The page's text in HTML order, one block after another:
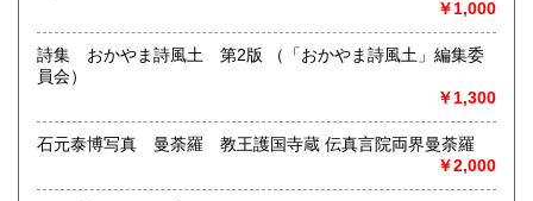
￥1,000
詩集 おかやま詩風土 第2版 （「おかやま詩風土」編集委
員会）
￥1,300
石元泰博写真 曼荼羅 教王護国寺蔵 伝真言院両界曼荼羅
￥2,000